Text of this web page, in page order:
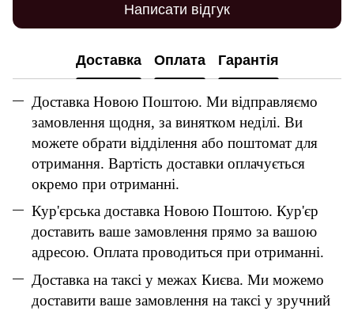
Написати відгук
Доставка Оплата Гарантія
Доставка Новою Поштою. Ми відправляємо
замовлення щодня, за винятком неділі. Ви
можете обрати відділення або поштомат для
отримання. Вартість доставки оплачується
окремо при отриманні.
Кур'єрська доставка Новою Поштою. Кур'єр
доставить ваше замовлення прямо за вашою
адресою. Оплата проводиться при отриманні.
Доставка на таксі у межах Києва. Ми можемо
доставити ваше замовлення на таксі у зручний